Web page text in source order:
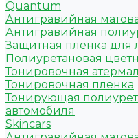
Quantum
Антигравийная
Антигравийная
Защитная пленка для
Полиуретановая
Тонировочная
Тонировочная пленка
Тонирующая
автомобиля
Skincars